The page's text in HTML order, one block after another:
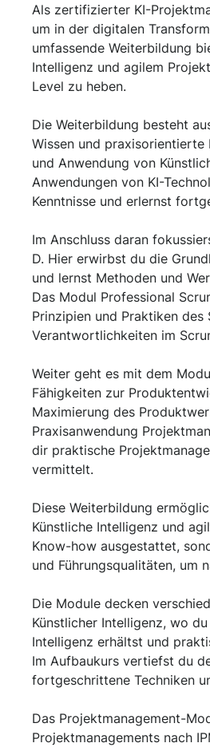
Als zertifizierter KI-
um in der digitalen
umfassende Weiterbildung
Intelligenz und agilem
Level zu heben.
Die Weiterbildung besteht
Wissen und
und Anwendung von
Anwendungen von KI-
Kenntnisse und erlernst
Im Anschluss daran
D. Hier erwirbst du die
und lernst Methoden und
Das Modul Professional
Prinzipien und Praktiken
Verantwortlichkeiten im
Weiter geht es mit dem
Fähigkeiten zur
Maximierung des
Praxisanwendung
dir praktische
vermittelt.
Diese Weiterbildung
Künstliche Intelligenz und
Know-how ausgestattet,
und Führungsqualitäten, um
Die Module decken
Künstlicher Intelligenz, wo
Intelligenz erhältst und
Im Aufbaukurs vertiefst du
fortgeschrittene Techniken
Das Projektmanagement-
Projektmanagements nach